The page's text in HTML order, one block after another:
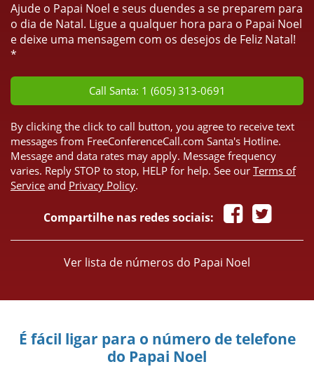
Ajude o Papai Noel e seus duendes a se preparem para
o dia de Natal. Ligue a qualquer hora para o Papai Noel
e deixe uma mensagem com os desejos de Feliz Natal!
*
Call Santa: 1 (605) 313-0691
By clicking the click to call button, you agree to receive text
messages from FreeConferenceCall.com Santa's Hotline.
Message and data rates may apply. Message frequency
varies. Reply STOP to stop, HELP for help. See our Terms of
Service and Privacy Policy.
Compartilhe nas redes sociais:
Ver lista de números do Papai Noel
É fácil ligar para o número de telefone
do Papai Noel